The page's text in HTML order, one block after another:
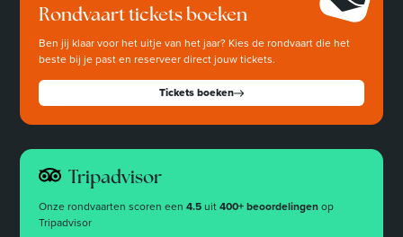
Rondvaart tickets boeken
Ben jij klaar voor het uitje van het jaar? Kies de rondvaart die het
beste bij je past en reserveer direct jouw tickets.
Tickets boeken
Tripadvisor
Onze rondvaarten scoren een 4.5uit400+ beoordelingenop
Tripadvisor